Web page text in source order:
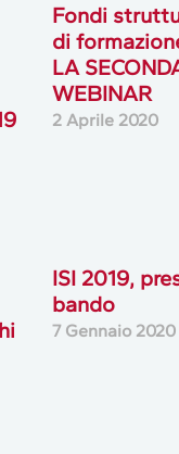
Fondi
di
LA
WEBINAR
2 Aprile 2020
ISI 2019,
bando
7 Gennaio 2020